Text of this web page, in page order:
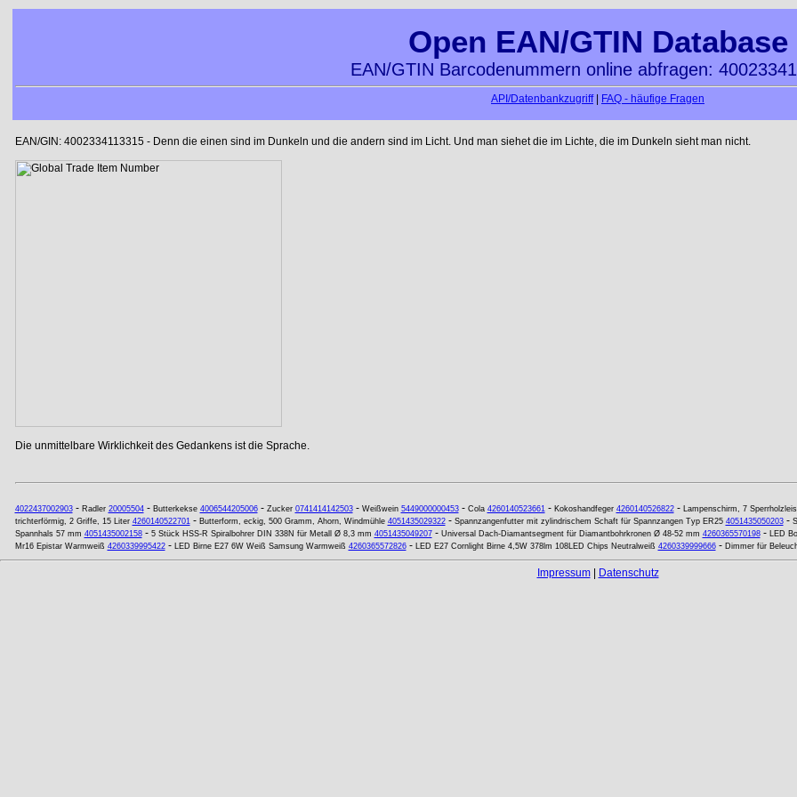
Open EAN/GTIN Database
EAN/GTIN Barcodenummern online abfragen:
API/Datenbankzugriff| FAQ - häufige Fragen
EAN/GIN: 4002334113315 - Denn die einen sind im Dunkeln und die andern sind im Licht. Und man siehet die im Lichte, die im Dunkeln sieht man nicht.
Die unmittelbare Wirklichkeit des Gedankens ist die Sprache.
4022437002903- Radler 20005504- Butterkekse 4006544205006- Zucker 0741414142503- Weißwein 5449000000453- Cola 4260140523661- Kokoshandfeger 4260140526822- Lampenschirm, 7
trichterförmig, 2 Griffe, 15 Liter 4260140522701- Butterform, eckig, 500 Gramm, Ahorn, Windmühle 4051435029322- Spannzangenfutter mit zylindrischem Schaft für Spannzangen Typ ER25 4051435050203-
Spannhals 57 mm 4051435002158- 5 Stück HSS-R Spiralbohrer DIN 338N für Metall Ø 8,3 mm 4051435049207- Universal Dach-Diamantsegment für Diamantbohrkronen Ø 48-52 mm 4260365570198- LED
Mr16 Epistar Warmweiß 4260339995422- LED Birne E27 6W Weiß Samsung Warmweiß 4260365572826- LED E27 Cornlight Birne 4,5W 378lm 108LED Chips Neutralweiß 4260339999666- Dimmer für
Impressum| Datenschutz